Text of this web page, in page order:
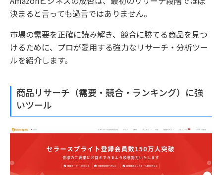
決まると言っても過言ではありません。
市場の需要を正確に読み解き、競合に勝てる商品を見つ
けるために、プロが愛用する強力なリサーチ・分析ツー
ルを紹介します。
商品リサーチ（需要・競合・ランキング）に強
いツール